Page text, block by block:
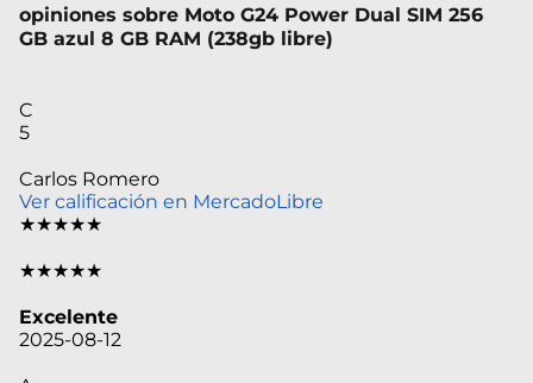
opiniones sobre Moto G24 Power Dual SIM 256
GB azul 8 GB RAM (238gb libre)
C
5
Carlos Romero
Ver calificación en MercadoLibre
★★★★★
★★★★★
Excelente
2025-08-12